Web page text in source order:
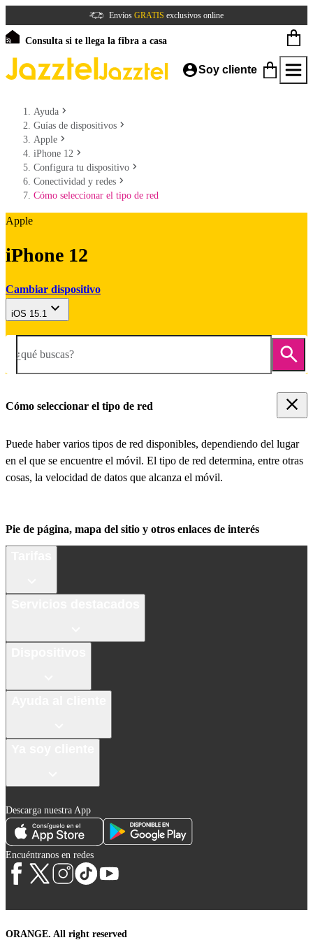
Envíos GRATIS exclusivos online
Consulta si te llega la fibra a casa
Soy cliente
Ayuda
Guías de dispositivos
Apple
iPhone 12
Configura tu dispositivo
Conectividad y redes
Cómo seleccionar el tipo de red
Apple
iPhone 12
Cambiar dispositivo
iOS 15.1
¿qué buscas?
Cómo seleccionar el tipo de red
Puede haber varios tipos de red disponibles, dependiendo del lugar
en el que se encuentre el móvil. El tipo de red determina, entre otras
cosas, la velocidad de datos que alcanza el móvil.
Pie de página, mapa del sitio y otros enlaces de interés
Descarga nuestra App
Encuéntranos en redes
ORANGE. All right reserved